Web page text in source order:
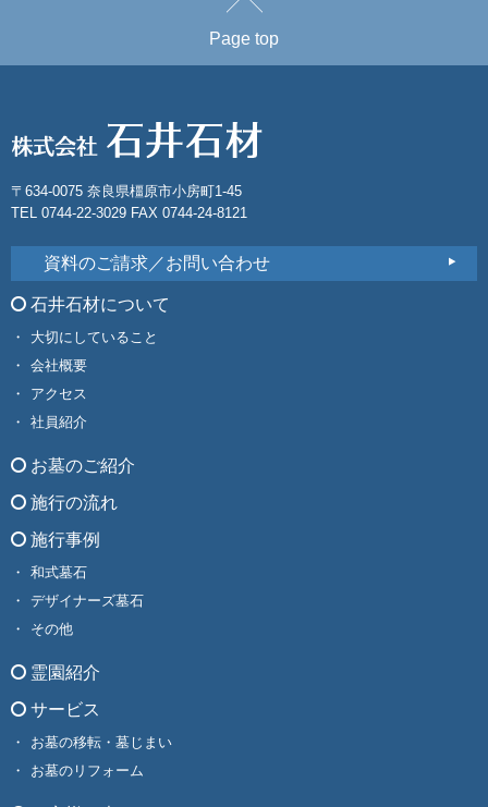
Page top
〒634-0075 奈良県橿原市小房町1-45
TEL 0744-22-3029 FAX 0744-24-8121
資料のご請求／お問い合わせ
石井石材について
大切にしていること
会社概要
アクセス
社員紹介
お墓のご紹介
施行の流れ
施行事例
和式墓石
デザイナーズ墓石
その他
霊園紹介
サービス
お墓の移転・墓じまい
お墓のリフォーム